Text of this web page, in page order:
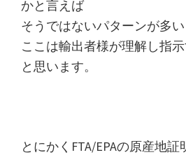
かと言えば
そうではないパターンが多
ここは輸出者様が理解し指
と思います。
とにかくFTA/EPAの原産地